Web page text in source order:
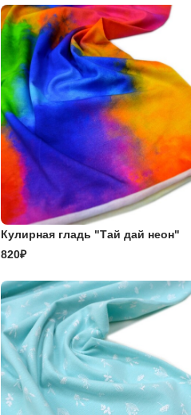
Кулирная гладь "Тай дай неон"
820₽